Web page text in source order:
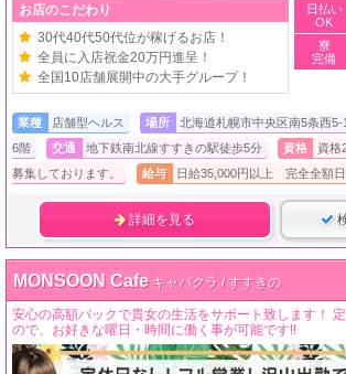
お店のこだわり
30代40代50代位が稼げるお店！
全員に入店祝金20万円進呈！
全国10店舗展開中の大手グループ！
日払い
OK
寮
完備
業種 店舗型ヘルス 場所
北海道札幌市中央区南5条西
6階
交通 地下鉄南北線すすきの駅徒歩5分 資格
資格
募集しております。
給与 日給35,000円以上 完全全額日
詳細を見る
MONSOON Cafe キャバクラ / すすきの
安心の高額バックで貴女の生活をサポート致します！
ので、お好きな曜日・時間に働く事が可能です!!